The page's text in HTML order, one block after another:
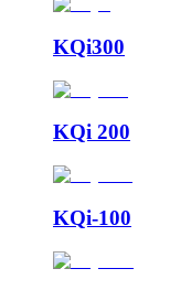
KQi300
KQi 200
KQi-100